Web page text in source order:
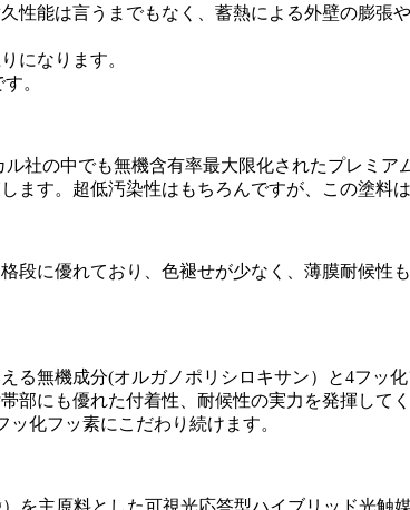
性能は言うまでもなく、蓄熱による外壁の膨
になります。
。
社の中でも無機含有率最大限化されたプレミ
ます。超低汚染性はもちろんですが、この塗料
段に優れており、色褪せが少なく、薄膜耐候性
る無機成分(オルガノポリシロキサン）と4フッ
部にも優れた付着性、耐候性の実力を発揮して
化フッ素にこだわり続けます。
を主原料とした可視光応答型ハイブリッド光